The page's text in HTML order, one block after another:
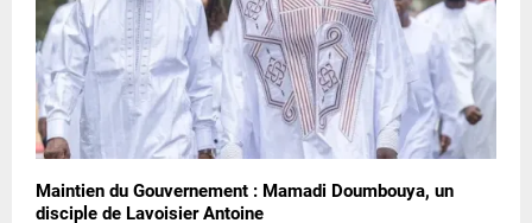
Maintien du Gouvernement : Mamadi Doumbouya, un
disciple de Lavoisier Antoine